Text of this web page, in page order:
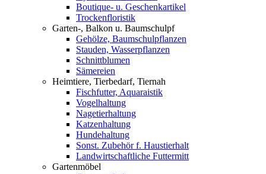
Boutique- u. Geschenkartikel
Trockenfloristik
Garten-, Balkon u. Baumschulpf
Gehölze, Baumschulpflanzen
Stauden, Wasserpflanzen
Schnittblumen
Sämereien
Heimtiere, Tierbedarf, Tiernah
Fischfutter, Aquaraistik
Vogelhaltung
Nagetierhaltung
Katzenhaltung
Hundehaltung
Sonst. Zubehör f. Haustierhalt
Landwirtschaftliche Futtermitt
Gartenmöbel